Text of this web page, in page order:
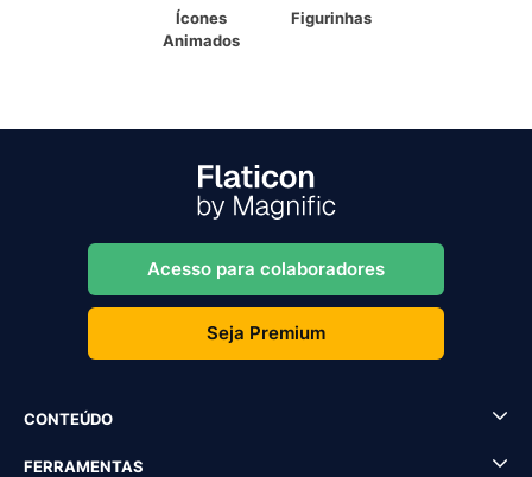
Ícones
Animados
Figurinhas
Acesso para colaboradores
Seja Premium
CONTEÚDO
FERRAMENTAS